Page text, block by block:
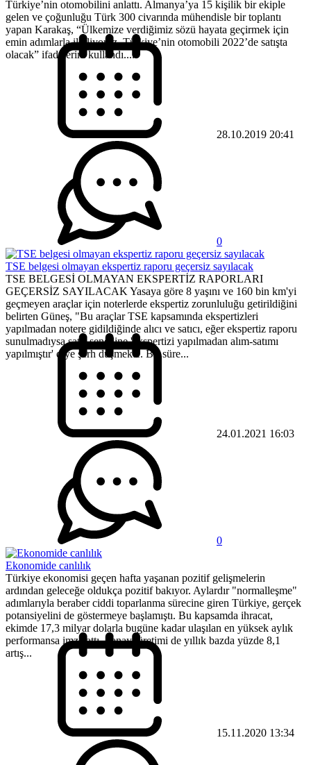
Türkiye’nin otomobilini anlattı. Almanya’ya 15 kişilik bir ekiple
gelen ve çoğunluğu Türk 300 civarında mühendisle bir toplantı
yapan Karakaş, “Ülkemize verdiğimiz sözü hayata geçirmek için
emin adımlarla ilerliyoruz. Türkiye’nin otomobili 2022’de satışta
olacak” ifadelerini kullandı....
28.10.2019 20:41
0
TSE belgesi olmayan ekspertiz raporu geçersiz sayılacak
TSE BELGESİ OLMAYAN EKSPERTİZ RAPORLARI
GEÇERSİZ SAYILACAK Yasaya göre 8 yaşını ve 160 bin km'yi
geçmeyen araçlar için noterlerde ekspertiz zorunluluğu getirildiğini
belirten Güneş, "Bu araçlar TSE kapsamında ekspertizleri
yapılmadan notere gidildiğinde alıcı ve satıcı, eğer ekspertiz raporu
sunulmadıysa satış senedine 'ekspertizi yapılmadan alım-satımı
yapılmıştır' diye şerh düşmekte. Bir süre...
24.01.2021 16:03
0
Ekonomide canlılık
Türkiye ekonomisi geçen hafta yaşanan pozitif gelişmelerin
ardından geleceğe oldukça pozitif bakıyor. Aylardır "normalleşme"
adımlarıyla beraber ciddi toparlanma sürecine giren Türkiye, gerçek
potansiyelini de göstermeye başlamıştı. Bu kapsamda ihracat,
ekimde 17,3 milyar dolarla bugüne kadar ulaşılan en yüksek aylık
performansa imza attı. Sanayi üretimi de yıllık bazda yüzde 8,1
artış...
15.11.2020 13:34